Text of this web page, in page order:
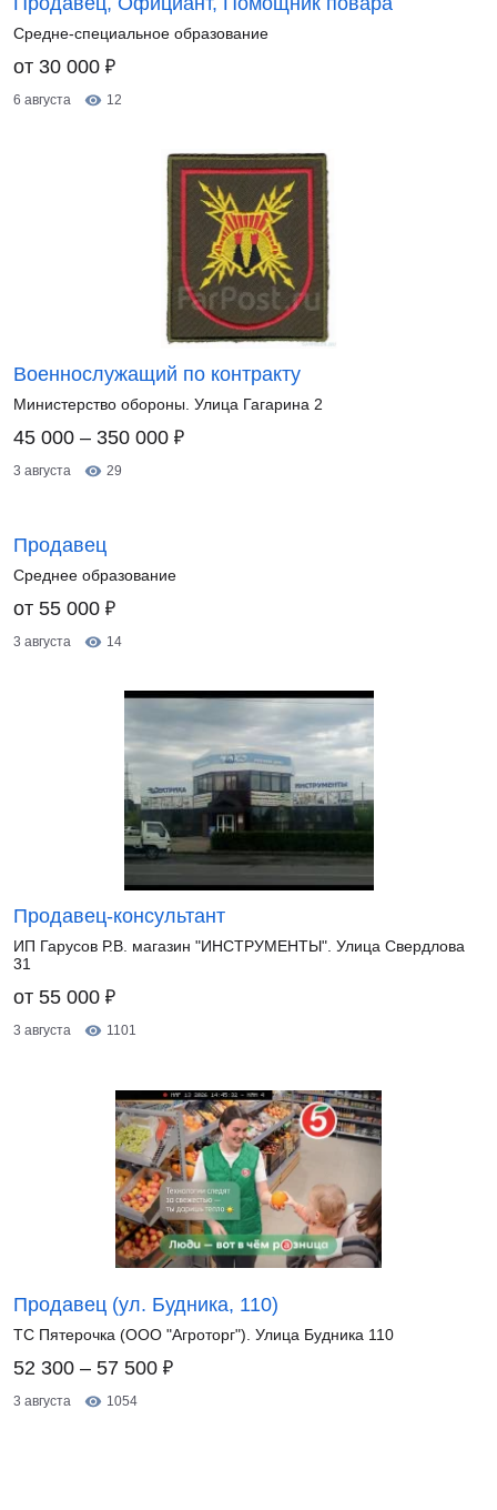
Средне-специальное образование
от 30 000 ₽
6 августа 12
Военнослужащий по контракту
Министерство обороны. Улица Гагарина 2
45 000 – 350 000 ₽
3 августа 29
Продавец
Среднее образование
от 55 000 ₽
3 августа 14
Продавец-консультант
ИП Гарусов Р.В. магазин "ИНСТРУМЕНТЫ". Улица Свердлова
31
от 55 000 ₽
3 августа 1101
Продавец (ул. Будника, 110)
ТС Пятерочка (ООО "Агроторг"). Улица Будника 110
52 300 – 57 500 ₽
3 августа 1054